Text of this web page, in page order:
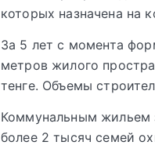
которых назначена на
За 5 лет с момента
метров жилого
тенге. Объемы
Коммунальным жильем
более 2 тысяч семей